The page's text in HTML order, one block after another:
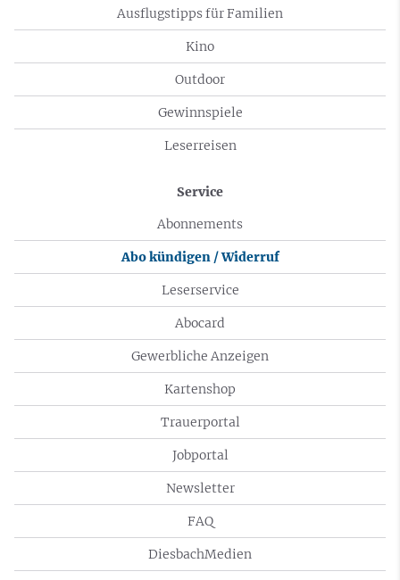
Ausflugstipps für Familien
Kino
Outdoor
Gewinnspiele
Leserreisen
Service
Abonnements
Abo kündigen / Widerruf
Leserservice
Abocard
Gewerbliche Anzeigen
Kartenshop
Trauerportal
Jobportal
Newsletter
FAQ
DiesbachMedien